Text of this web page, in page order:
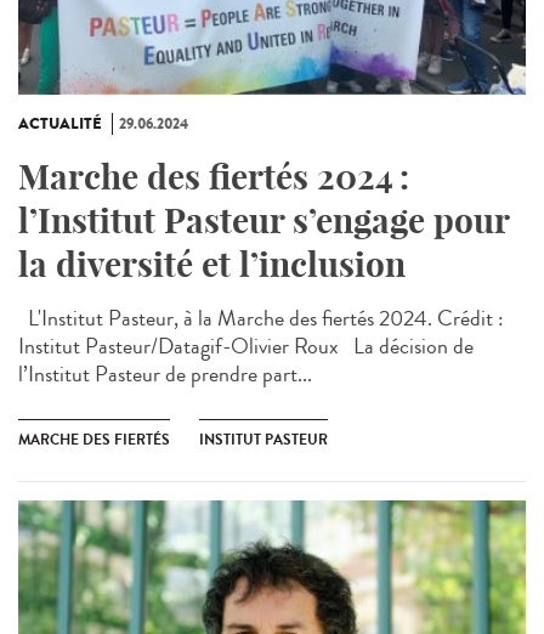
ACTUALITÉ 29.06.2024
Marche des fiertés 2024 :
l’Institut Pasteur s’engage pour
la diversité et l’inclusion
L'Institut Pasteur, à la Marche des fiertés 2024. Crédit :
Institut Pasteur/Datagif-Olivier Roux La décision de
l’Institut Pasteur de prendre part...
MARCHE DES FIERTÉS INSTITUT PASTEUR